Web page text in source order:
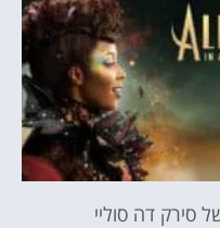
סירק דה סוליי